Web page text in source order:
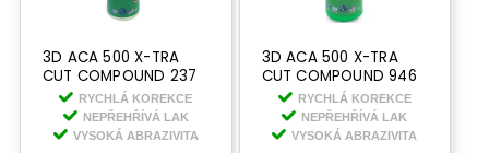
3D ACA 500 X-TRA
CUT COMPOUND 237
ml - vysoce abrazivní
pasta na bázi hliníku
RYCHLÁ KOREKCE
NEPŘEHŘÍVÁ LAK
VYSOKÁ ABRAZIVITA
3D ACA 500 X-TRA
CUT COMPOUND 946
ml - vysoce abrazivní
pasta na bázi hliníku
RYCHLÁ KOREKCE
NEPŘEHŘÍVÁ LAK
VYSOKÁ ABRAZIVITA